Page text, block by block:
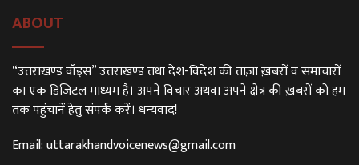
ABOUT
“उत्तराखण्ड वॉइस” उत्तराखण्ड तथा देश-विदेश की ताज़ा ख़बरों व समाचारों
का एक डिजिटल माध्यम है। अपने विचार अथवा अपने क्षेत्र की ख़बरों को हम
तक पहुंचानें हेतु संपर्क करें। धन्यवाद!
Email:uttarakhandvoicenews@gmail.com